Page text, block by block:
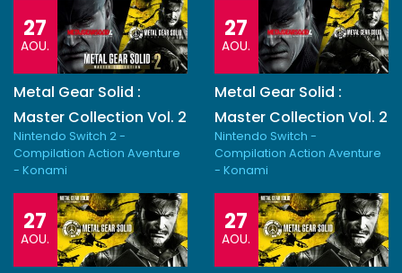
27
AOU.
Metal Gear Solid :
Master Collection Vol. 2
Nintendo Switch 2 -
Compilation Action Aventure
- Konami
27
AOU.
Metal Gear Solid :
Master Collection Vol. 2
Nintendo Switch -
Compilation Action Aventure
- Konami
27
AOU.
27
AOU.